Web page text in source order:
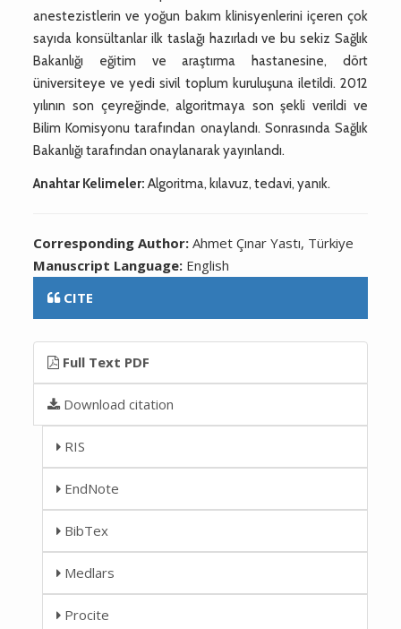
anestezistlerin ve yoğun bakım klinisyenlerini içeren çok
sayıda konsültanlar ilk taslağı hazırladı ve bu sekiz Sağlık
Bakanlığı eğitim ve araştırma hastanesine, dört
üniversiteye ve yedi sivil toplum kuruluşuna iletildi. 2012
yılının son çeyreğinde, algoritmaya son şekli verildi ve
Bilim Komisyonu tarafından onaylandı. Sonrasında Sağlık
Bakanlığı tarafından onaylanarak yayınlandı.
Anahtar Kelimeler: Algoritma, kılavuz, tedavi, yanık.
Corresponding Author:Ahmet Çınar Yastı, Türkiye
Manuscript Language: English
CITE
Full Text PDF
Download citation
RIS
EndNote
BibTex
Medlars
Procite